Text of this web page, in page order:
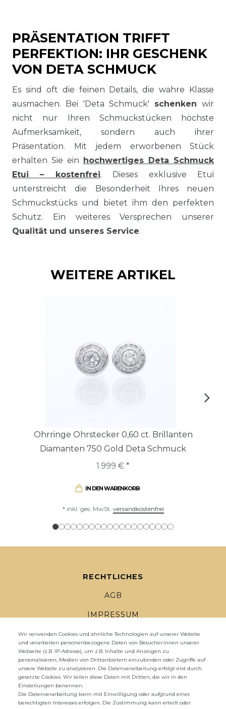
PRÄSENTATION TRIFFT
PERFEKTION: IHR GESCHENK
VON DETA SCHMUCK
Es sind oft die feinen Details, die wahre Klasse
ausmachen. Bei 'Deta Schmuck' schenkenwir
nicht nur Ihren Schmuckstücken höchste
Aufmerksamkeit, sondern auch ihrer
Präsentation. Mit jedem erworbenen Stück
erhalten Sie ein
hochwertiges Deta Schmuck
Etui – kostenfrei. Dieses exklusive Etui
unterstreicht die Besonderheit Ihres neuen
Schmuckstücks und bietet ihm den perfekten
Schutz. Ein weiteres Versprechen unserer
Qualität und unseres Service.
WEITERE ARTIKEL
Ohrringe Ohrstecker 0,60 ct. Brillanten
Diamanten 750 Gold Deta Schmuck
1.999 € *
IN DEN WARENKORB
* inkl. ges. MwSt. versandkostenfrei
RECHTLICHES
AGB
IMPRESSUM
DATENSCHUTZ
WIDERRUFSRECHT
WIDERRUFS­FORMULAR
ZAHLUNG UND VERSAND
Wir verwenden Cookies und ähnliche Technologien auf unserer Website
und verarbeiten personenbezogene Daten von Besucher:innen unserer
Webseite (z.B. IP-Adresse), um z.B. Inhalte und Anzeigen zu
personalisieren, Medien von Drittanbietern einzubinden oder Zugriffe auf
unsere Website zu analysieren. Die Datenverarbeitung erfolgt erst durch
gesetzte Cookies. Wir teilen diese Daten mit Dritten, die wir in den
Einstellungen benennen.
Die Datenverarbeitung kann mit Einwilligung oder aufgrund eines
berechtigten Interesses erfolgen. Die Zustimmung kann erteilt oder